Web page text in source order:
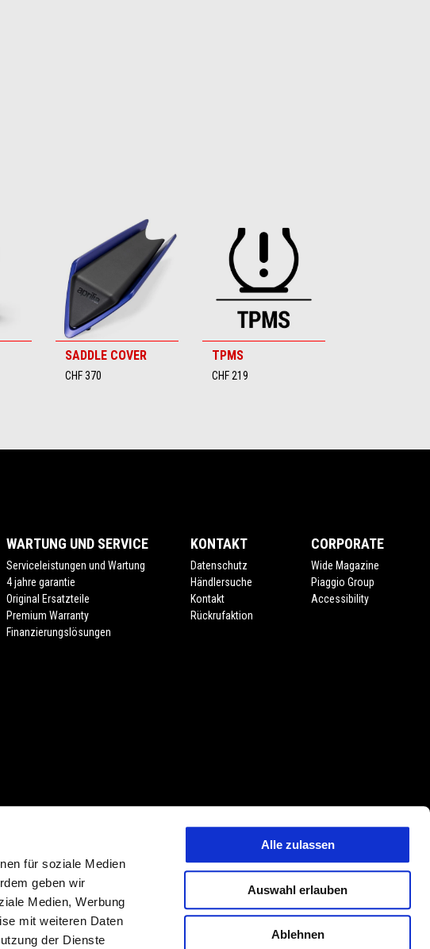
für soziale Medien
geben wir
Medien, Werbung
mit weiteren Daten
der Dienste
Alle zulassen
Auswahl erlauben
Ablehnen
SADDLE COVER
CHF 370
TPMS
CHF 219
WARTUNG UND SERVICE
Serviceleistungen und Wartung
4 jahre garantie
Original Ersatzteile
Premium Warranty
Finanzierungslösungen
KONTAKT
Datenschutz
Händlersuche
Kontakt
Rückrufaktion
CORPORATE
Wide Magazine
Piaggio Group
Accessibility
Händlers. Preisänderungen jederzeit und ohne Vorankündigung vorbehalten. Die
Produktmerkmalen, Dekore oder Sitzbankfarben vorbehalten. Abweichungen von
vorbehalten. PIAGGIO & C. S.p.A. behält sich jederzeit das Recht technischer
Abweichungen von den hier beschriebenen und abgebildeten Modellvarianten,